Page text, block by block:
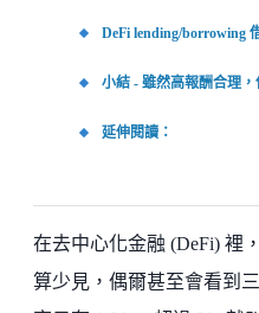
DeFi lending/borrowing
小結 - 雖然高報酬合理
延伸閱讀：
在去中心化金融 (DeFi) 裡
算少見，偶爾甚至會看到